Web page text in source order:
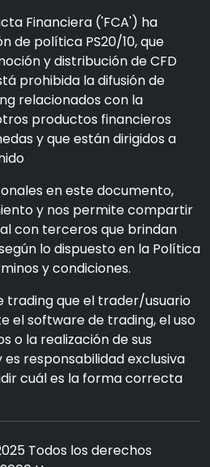
Financiera ('FCA') ha
de política PS20/10, que
y distribución de CFD
prohibida la difusión de
relacionados con la
productos financieros
y que están dirigidos a
en este documento,
y nos permite compartir
con terceros que brindan
lo dispuesto en la Política
y condiciones.
trading que el trader/usuario
el software de trading, el uso
o la realización de sus
responsabilidad exclusiva
cuál es la forma correcta
Todos los derechos